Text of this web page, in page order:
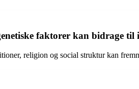
faktorer kan bidrage til
religion og social struktur kan